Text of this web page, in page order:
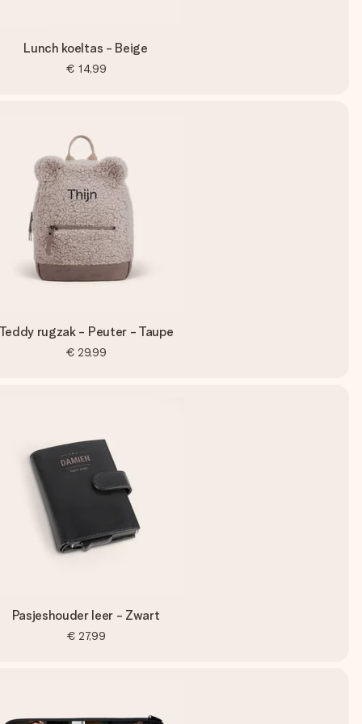
Lunch koeltas - Beige
€ 14,99
rugzak - Peuter - Taupe
€ 29,99
Pasjeshouder leer - Zwart
€ 27,99